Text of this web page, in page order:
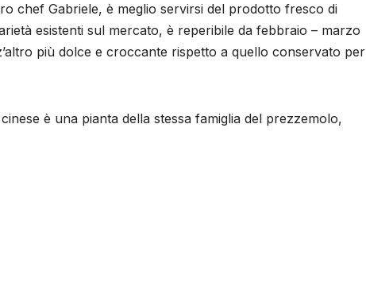
chef Gabriele, è meglio servirsi del prodotto fresco di
esistenti sul mercato, è reperibile da febbraio – marzo
più dolce e croccante rispetto a quello conservato per
è una pianta della stessa famiglia del prezzemolo,